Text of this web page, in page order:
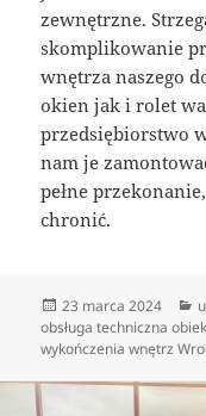
zewnętrzne.
skomplikowanie
wnętrza naszego
okien jak i rolet
przedsiębiorstwo
nam je
pełne
chronić.
Data
publikacji
23 marca 2024
obsługa techniczna
wykończenia wnętrz